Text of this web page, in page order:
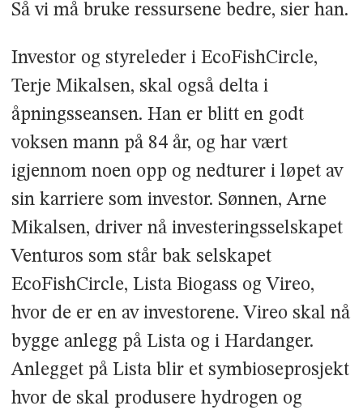
Så vi må bruke ressursene bedre, sier han.
Investor og styreleder i EcoFishCircle,
Terje Mikalsen, skal også delta i
åpningsseansen. Han er blitt en godt
voksen mann på 84 år, og har vært
igjennom noen opp og nedturer i løpet av
sin karriere som investor. Sønnen, Arne
Mikalsen, driver nå investeringsselskapet
Venturos som står bak selskapet
EcoFishCircle, Lista Biogass og Vireo,
hvor de er en av investorene. Vireo skal nå
bygge anlegg på Lista og i Hardanger.
Anlegget på Lista blir et symbioseprosjekt
hvor de skal produsere hydrogen og